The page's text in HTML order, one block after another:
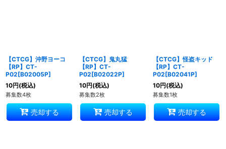
【CTCG】沖野ヨーコ
【RP】CT-
P02[B02005P]
10円(税込)
募集数4枚
売却する
【CTCG】鬼丸猛
【RP】CT-
P02[B02022P]
10円(税込)
募集数2枚
売却する
【CTCG】怪盗キッド
【RP】CT-
P02[B02041P]
10円(税込)
募集数1枚
売却する